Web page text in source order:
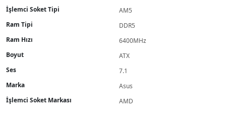
İşlemci Soket Tipi
AM5
Ram Tipi
DDR5
Ram Hızı
6400MHz
Boyut
ATX
Ses
7.1
Marka
Asus
İşlemci Soket Markası
AMD